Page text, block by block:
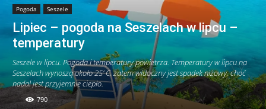
Pogoda Seszele
Lipiec – pogoda na Seszelach w lipcu –
temperatury
Seszele w lipcu. Pogoda i temperatury powietrza. Temperatury w lipcu na
Seszelach wynoszą około 25’ C, zatem widoczny jest spadek niżowy, choć
nadal jest przyjemnie ciepło.
790